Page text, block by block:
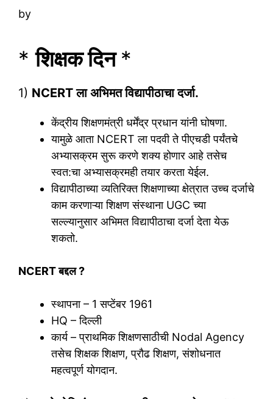
by
*शिक्षक दिन*
1) NCERT ला अभिमत विद्यापीठाचा दर्जा.
केंद्रीय शिक्षणमंत्री धर्मेंद्र प्रधान यांनी घोषणा.
यामुळे आता NCERT ला पदवी ते पीएचडी पर्यंतचे
अभ्यासक्रम सुरू करणे शक्य होणार आहे तसेच
स्वत:चा अभ्यासक्रमही तयार करता येईल.
विद्यापीठाच्या व्यतिरिक्त शिक्षणाच्या क्षेत्रात उच्च दर्जाचे
काम करणाऱ्या शिक्षण संस्थाना UGC च्या
सल्ल्यानुसार अभिमत विद्यापीठाचा दर्जा देता येऊ
शकतो.
NCERT बद्दल ?
स्थापना – 1 सप्टेंबर 1961
HQ – दिल्ली
कार्य – प्राथमिक शिक्षणसाठीची Nodal Agency
तसेच शिक्षक शिक्षण, प्रौढ शिक्षण, संशोधनात
महत्वपूर्ण योगदान.